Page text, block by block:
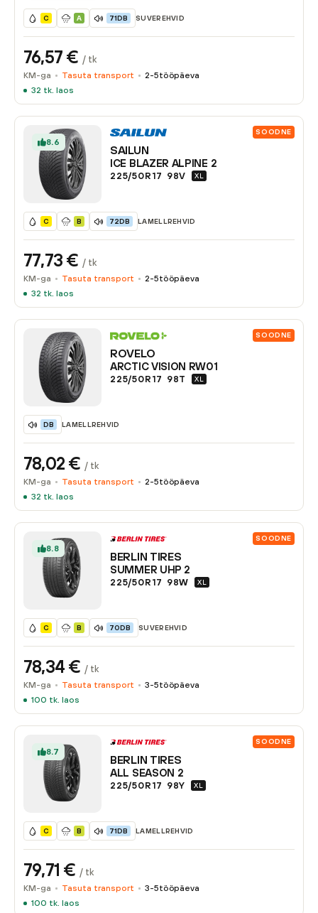
C A 71DB SUVEREHVID
76,57 € / tk
KM-ga Tasuta transport 2-5tööpäeva
32 tk. laos
8.6
SOODNE
SAILUN
ICE BLAZER ALPINE 2
225/50R17 98V XL
C B 72DB LAMELLREHVID
77,73 € / tk
KM-ga Tasuta transport 2-5tööpäeva
32 tk. laos
SOODNE
ROVELO
ARCTIC VISION RW01
225/50R17 98T XL
DB LAMELLREHVID
78,02 € / tk
KM-ga Tasuta transport 2-5tööpäeva
32 tk. laos
8.8
SOODNE
BERLIN TIRES
SUMMER UHP 2
225/50R17 98W XL
C B 70DB SUVEREHVID
78,34 € / tk
KM-ga Tasuta transport 3-5tööpäeva
100 tk. laos
8.7
SOODNE
BERLIN TIRES
ALL SEASON 2
225/50R17 98Y XL
C B 71DB LAMELLREHVID
79,71 € / tk
KM-ga Tasuta transport 3-5tööpäeva
100 tk. laos